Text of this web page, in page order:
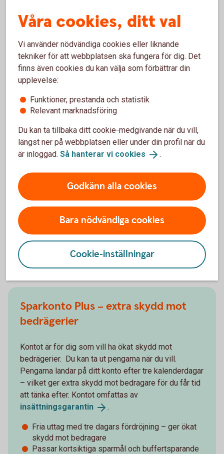
Fasträntekontot?
Kan jag ta ut mina pengar i förtid?
Kan jag öppna ett Fasträntekonto till mitt
företag?
Kan jag förnya mitt fasträntekonto själv innan
det förfaller?
Går det att ha ett gemensamt fasträntekonto?
Villkor och övrig information
Du kanske också är intresserad av
Sparkonto Plus – extra skydd mot
bedrägerier
Kontot är för dig som vill ha ökat skydd mot
bedrägerier. Du kan ta ut pengarna när du vill.
Pengarna landar på ditt konto efter tre kalenderdagar
– vilket ger extra skydd mot bedragare för du får tid
att tänka efter. Kontot omfattas av
insättningsgarantin
.
Fria uttag med tre dagars fördröjning – ger ökat
skydd mot bedragare
Passar kortsiktiga sparmål och buffertsparande
Våra cookies, ditt val
Vi använder nödvändiga cookies eller liknande
tekniker för att webbplatsen ska fungera för dig. Det
finns även cookies du kan välja som förbättrar din
upplevelse:
Funktioner, prestanda och statistik
Relevant marknadsföring
Du kan ta tillbaka ditt cookie-medgivande när du vill,
längst ner på webbplatsen eller under din profil när du
är inloggad. Så hanterar vi cookies .
Godkänn alla cookies
Bara nödvändiga cookies
Cookie-inställningar